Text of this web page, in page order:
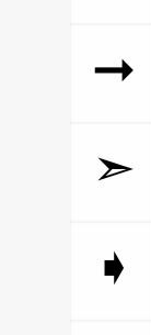
➞
➣
➧